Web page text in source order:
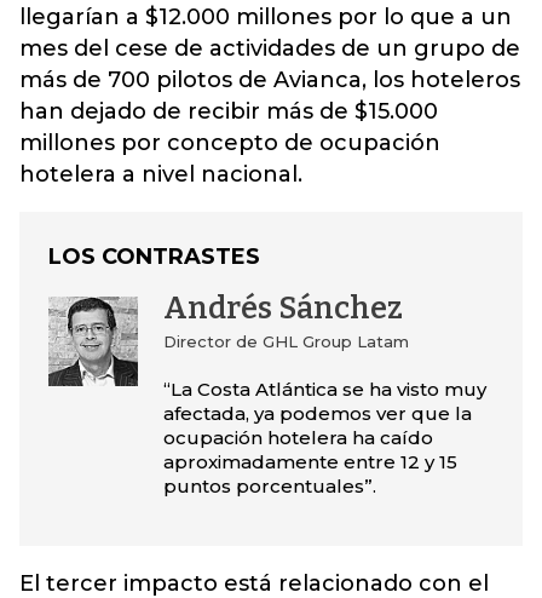
llegarían a $12.000 millones por lo que a un
mes del cese de actividades de un grupo de
más de 700 pilotos de Avianca, los hoteleros
han dejado de recibir más de $15.000
millones por concepto de ocupación
hotelera a nivel nacional.
LOS CONTRASTES
Andrés Sánchez
Director de GHL Group Latam
“La Costa Atlántica se ha visto muy
afectada, ya podemos ver que la
ocupación hotelera ha caído
aproximadamente entre 12 y 15
puntos porcentuales”.
El tercer impacto está relacionado con el